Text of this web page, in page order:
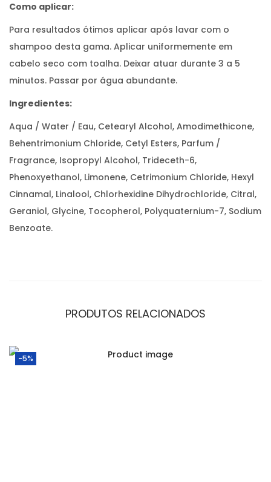
Como aplicar:
Para resultados ótimos aplicar após lavar com o
shampoo desta gama. Aplicar uniformemente em
cabelo seco com toalha. Deixar atuar durante 3 a 5
minutos. Passar por água abundante.
Ingredientes:
Aqua / Water / Eau, Cetearyl Alcohol, Amodimethicone,
Behentrimonium Chloride, Cetyl Esters, Parfum /
Fragrance, Isopropyl Alcohol, Trideceth-6,
Phenoxyethanol, Limonene, Cetrimonium Chloride, Hexyl
Cinnamal, Linalool, Chlorhexidine Dihydrochloride, Citral,
Geraniol, Glycine, Tocopherol, Polyquaternium-7, Sodium
Benzoate.
PRODUTOS RELACIONADOS
-5%